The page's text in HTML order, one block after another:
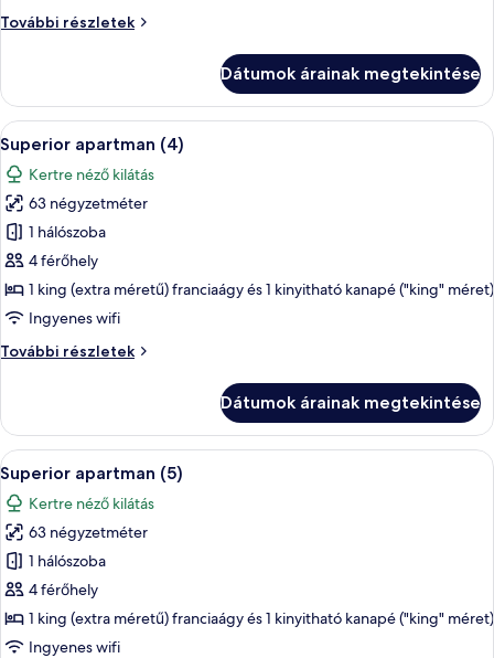
További részletek
Superior
részletei
Dátumok árainak megtekintése
A
következő
szoba
összes
képének
megtekintése:
Superior
apartman
Egy modern nappali, étkezővel,
8
Superior apartman (4)
Kertre néző kilátás
63 négyzetméter
1 hálószoba
4 férőhely
1 king (extra méretű) franciaágy és 1 kinyitható kanapé ("king" méret)
Ingyenes wifi
További részletek
Superior
részletei
Dátumok árainak megtekintése
A
következő
szoba
összes
képének
megtekintése:
Superior
apartman
Egy modern nappali, étkezővel,
8
Superior apartman (5)
Kertre néző kilátás
63 négyzetméter
1 hálószoba
4 férőhely
1 king (extra méretű) franciaágy és 1 kinyitható kanapé ("king" méret)
Ingyenes wifi